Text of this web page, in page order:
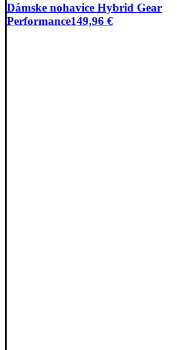
Dámske nohavice Hybrid Gear
Performance149,96 €